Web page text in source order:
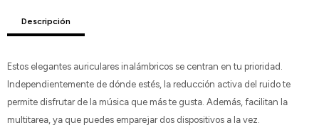
Descripción
Estos elegantes auriculares inalámbricos se centran en tu prioridad.
Independientemente de dónde estés, la reducción activa del ruido te
permite disfrutar de la música que más te gusta. Además, facilitan la
multitarea, ya que puedes emparejar dos dispositivos a la vez.